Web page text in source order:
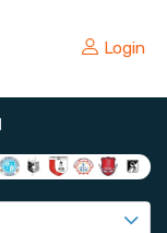
Login